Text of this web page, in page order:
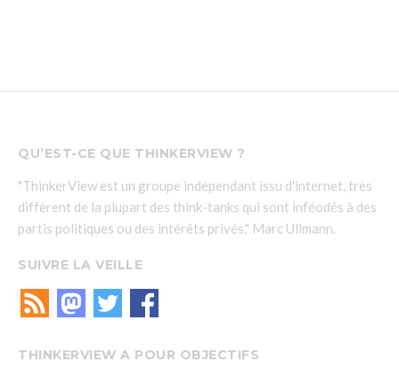
QU’EST-CE QUE THINKERVIEW ?
"ThinkerView est un groupe indépendant issu d'internet, très
diffèrent de la plupart des think-tanks qui sont inféodés à des
partis politiques ou des intérêts privés." Marc Ullmann.
SUIVRE LA VEILLE
THINKERVIEW A POUR OBJECTIFS